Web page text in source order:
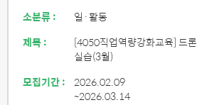
소분류 :
일·활동
제목 :
[4050직업역량강화교육] 드
실습(3월)
모집기간 : 2026.02.09
~2026.03.14